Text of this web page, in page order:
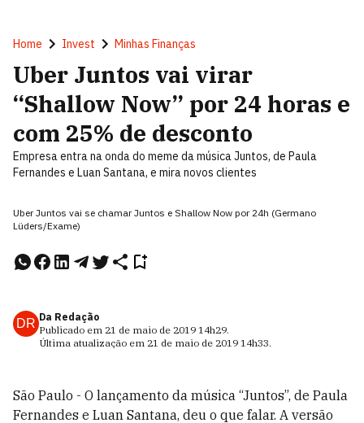
Home Invest Minhas Finanças
Uber Juntos vai virar
“Shallow Now” por 24 horas e
com 25% de desconto
Empresa entra na onda do meme da música Juntos, de Paula
Fernandes e Luan Santana, e mira novos clientes
Uber Juntos vai se chamar Juntos e Shallow Now por 24h (Germano
Lüders/Exame)
DR Da Redação
Publicado em 21 de maio de 2019 14h29.
Última atualização em 21 de maio de 2019 14h33.
São Paulo - O lançamento da música “Juntos”, de Paula
Fernandes e Luan Santana, deu o que falar. A versão